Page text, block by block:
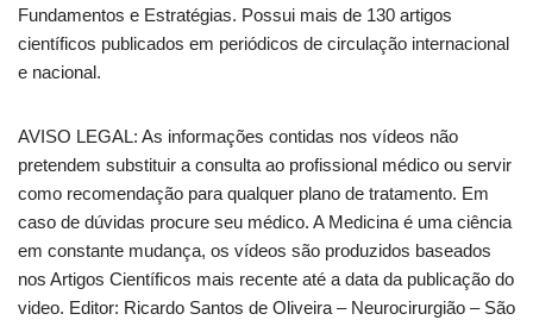
Fundamentos e Estratégias. Possui mais de 130 artigos
científicos publicados em periódicos de circulação internacional
e nacional.
AVISO LEGAL: As informações contidas nos vídeos não
pretendem substituir a consulta ao profissional médico ou servir
como recomendação para qualquer plano de tratamento. Em
caso de dúvidas procure seu médico. A Medicina é uma ciência
em constante mudança, os vídeos são produzidos baseados
nos Artigos Científicos mais recente até a data da publicação do
video. Editor: Ricardo Santos de Oliveira – Neurocirurgião – São